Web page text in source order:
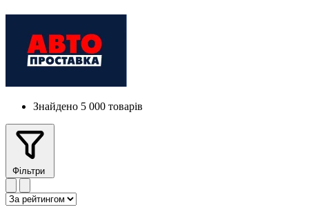
Знайдено 5 000 товарів
Фільтри